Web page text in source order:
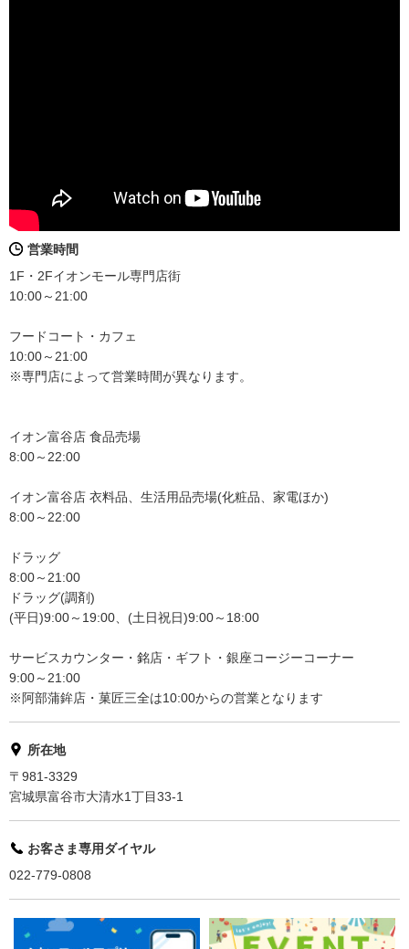
営業時間
1F・2Fイオンモール専門店街
10:00～21:00
フードコート・カフェ
10:00～21:00
※専門店によって営業時間が異なります。
イオン富谷店 食品売場
8:00～22:00
イオン富谷店 衣料品、生活用品売場(化粧品、家電ほか)
8:00～22:00
ドラッグ
8:00～21:00
ドラッグ(調剤)
(平日)9:00～19:00、(土日祝日)9:00～18:00
サービスカウンター・銘店・ギフト・銀座コージーコーナー
9:00～21:00
※阿部蒲鉾店・菓匠三全は10:00からの営業となります
所在地
〒981-3329
宮城県富谷市大清水1丁目33-1
お客さま専用ダイヤル
022-779-0808